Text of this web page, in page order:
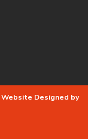
Website Designed by